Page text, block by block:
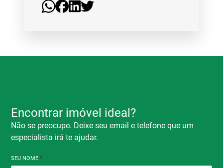
Encontrar imóvel ideal?
Não se preocupe. Deixe seu email e telefone que um
especialista irá te ajudar.
SEU NOME*